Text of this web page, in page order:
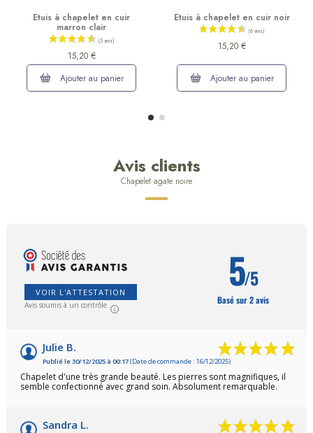
Etuis à chapelet en cuir
marron clair
15,20 €
Ajouter au panier
Etuis à chapelet en cuir noir
15,20 €
Ajouter au panier
Avis clients
Chapelet agate noire
VOIR L'ATTESTATION
Avis soumis à un contrôle
5/5
Basé sur 2 avis
Julie B.
Publié le 30/12/2025 à 00:17(Date de commande : 16/12/2025)
Chapelet d'une très grande beauté. Les pierres sont magnifiques, il
semble confectionné avec grand soin. Absolument remarquable.
Sandra L.